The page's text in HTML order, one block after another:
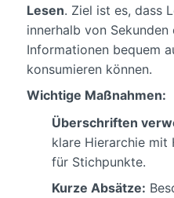
Lesen. Ziel ist es, dass
innerhalb von Sekunden
Informationen bequem
konsumieren können.
Wichtige Maßnahmen:
Überschriften
klare Hierarchie mit
für Stichpunkte.
Kurze Absätze: